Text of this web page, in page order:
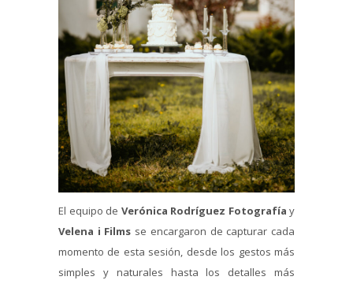
El equipo de Verónica Rodríguez Fotografía y
Velena i Films se encargaron de capturar cada
momento de esta sesión, desde los gestos más
simples y naturales hasta los detalles más